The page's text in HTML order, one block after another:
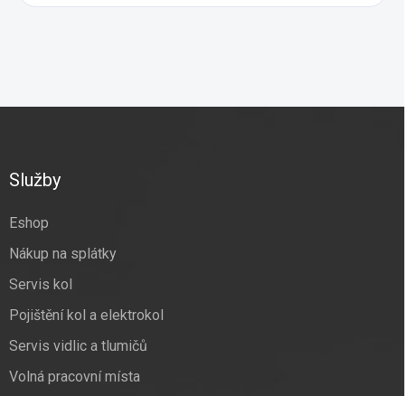
Služby
Eshop
Nákup na splátky
Servis kol
Pojištění kol a elektrokol
Servis vidlic a tlumičů
Volná pracovní místa